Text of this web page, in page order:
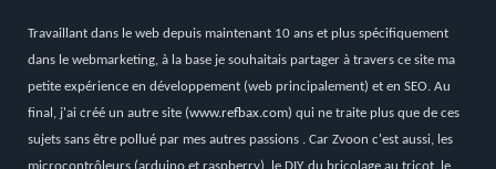
Travaillant dans le web depuis maintenant 10 ans et plus spécifiquement
dans le webmarketing, à la base je souhaitais partager à travers ce site ma
petite expérience en développement (web principalement) et en SEO. Au
final, j'ai créé un autre site (www.refbax.com) qui ne traite plus que de ces
sujets sans être pollué par mes autres passions . Car Zvoon c'est aussi, les